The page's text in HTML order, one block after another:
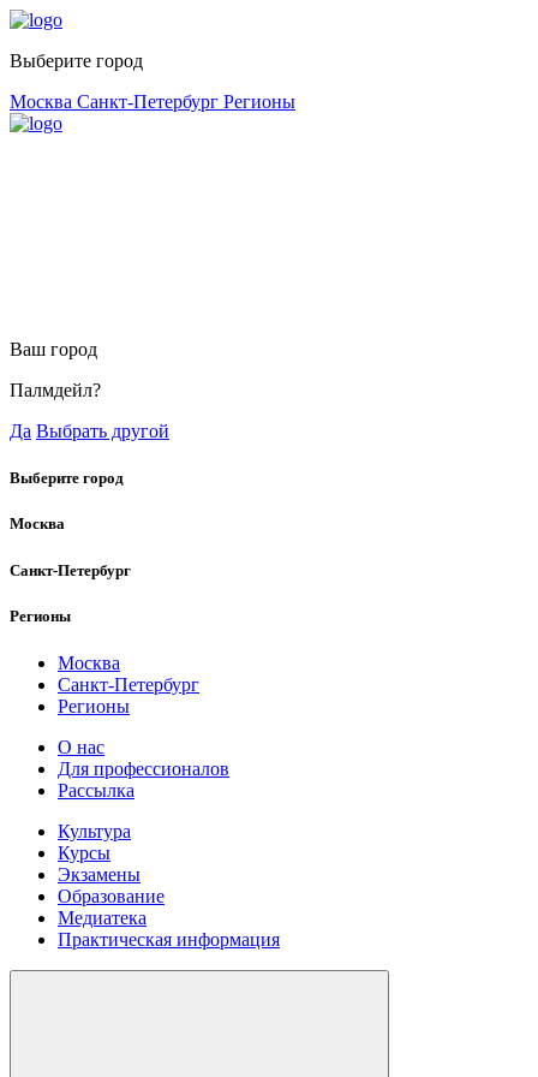
Выберите город
Москва Санкт-Петербург Регионы
Ваш город
Палмдейл?
Да Выбрать другой
Выберите город
Москва
Санкт-Петербург
Регионы
Москва
Санкт-Петербург
Регионы
О нас
Для профессионалов
Рассылка
Культура
Курсы
Экзамены
Образование
Медиатека
Практическая информация